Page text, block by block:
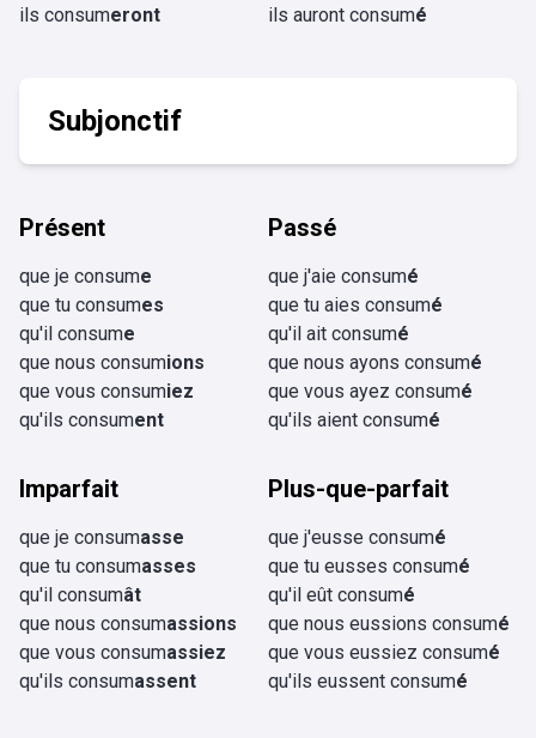
ils consumeront
ils auront consumé
Subjonctif
Présent
que je consume
que tu consumes
qu'il consume
que nous consumions
que vous consumiez
qu'ils consument
Passé
que j'aie consumé
que tu aies consumé
qu'il ait consumé
que nous ayons consumé
que vous ayez consumé
qu'ils aient consumé
Imparfait
que je consumasse
que tu consumasses
qu'il consumât
que nous consumassions
que vous consumassiez
qu'ils consumassent
Plus-que-parfait
que j'eusse consumé
que tu eusses consumé
qu'il eût consumé
que nous eussions consumé
que vous eussiez consumé
qu'ils eussent consumé